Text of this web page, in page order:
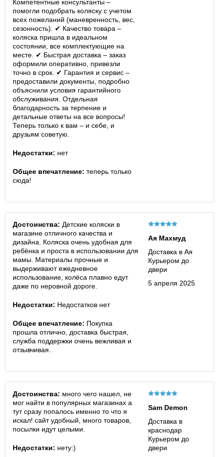
Компетентные консультанты –
помогли подобрать коляску с учетом
всех пожеланий (маневренность, вес,
сезонность). ✔ Качество товара –
коляска пришла в идеальном
состоянии, все комплектующие на
месте. ✔ Быстрая доставка – заказ
оформили оперативно, привезли
точно в срок. ✔ Гарантия и сервис –
предоставили документы, подробно
объяснили условия гарантийного
обслуживания. Отдельная
благодарность за терпение и
детальные ответы на все вопросы!
Теперь только к вам – и себе, и
друзьям советую.
Недостатки: нет
Общее впечатление: теперь только
сюда!
Достоинства: Детские коляски в
магазине отличного качества и
дизайна. Коляска очень удобная для
ребёнка и проста в использовании для
мамы. Материалы прочные и
выдерживают ежедневное
использование, колёса плавно едут
даже по неровной дороге.
Недостатки: Недостатков нет
Общее впечатление: Покупка
прошла отлично, доставка быстрая,
служба поддержки очень вежливая и
отзывчивая.
Ая Махмуд
Доставка в Ая
Курьером до
двери
5 апреля 2025
Достоинства: много чего нашел, не
мог найти в популярных магазинах а
тут сразу попалось именно то что я
искал! сайт удобный, много товаров,
посылки идут целыми.
Недостатки: нету:)
Sam Demon
Доставка в
краснодар
Курьером до
двери